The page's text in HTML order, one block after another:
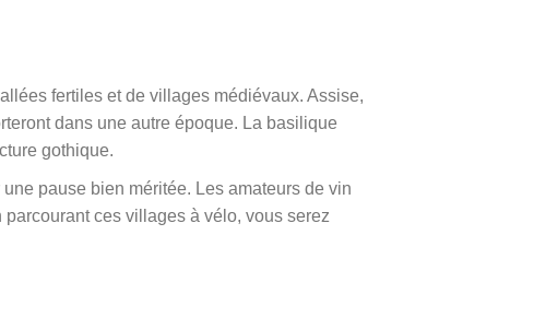
fertiles et de villages médiévaux. Assise,
dans une autre époque. La basilique
gothique.
pause bien méritée. Les amateurs de vin
ces villages à vélo, vous serez